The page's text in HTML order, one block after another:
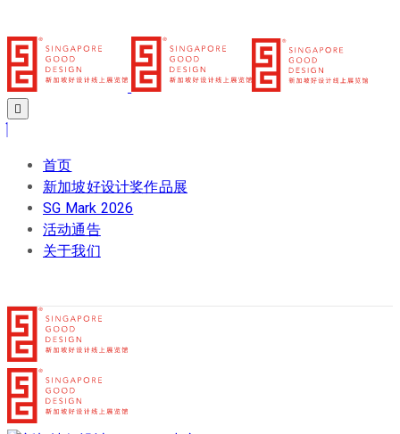
首页
新加坡好设计奖作品展
SG Mark 2026
活动通告
关于我们